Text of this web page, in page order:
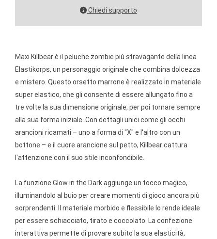
Chiedi supporto
Maxi Killbear è il peluche zombie più stravagante della linea
Elastikorps, un personaggio originale che combina dolcezza
e mistero. Questo orsetto marrone è realizzato in materiale
super elastico, che gli consente di essere allungato fino a
tre volte la sua dimensione originale, per poi tornare sempre
alla sua forma iniziale. Con dettagli unici come gli occhi
arancioni ricamati – uno a forma di "X" e l'altro con un
bottone – e il cuore arancione sul petto, Killbear cattura
l'attenzione con il suo stile inconfondibile.
La funzione Glow in the Dark aggiunge un tocco magico,
illuminandolo al buio per creare momenti di gioco ancora più
sorprendenti. Il materiale morbido e flessibile lo rende ideale
per essere schiacciato, tirato e coccolato. La confezione
interattiva permette di provare subito la sua elasticità,